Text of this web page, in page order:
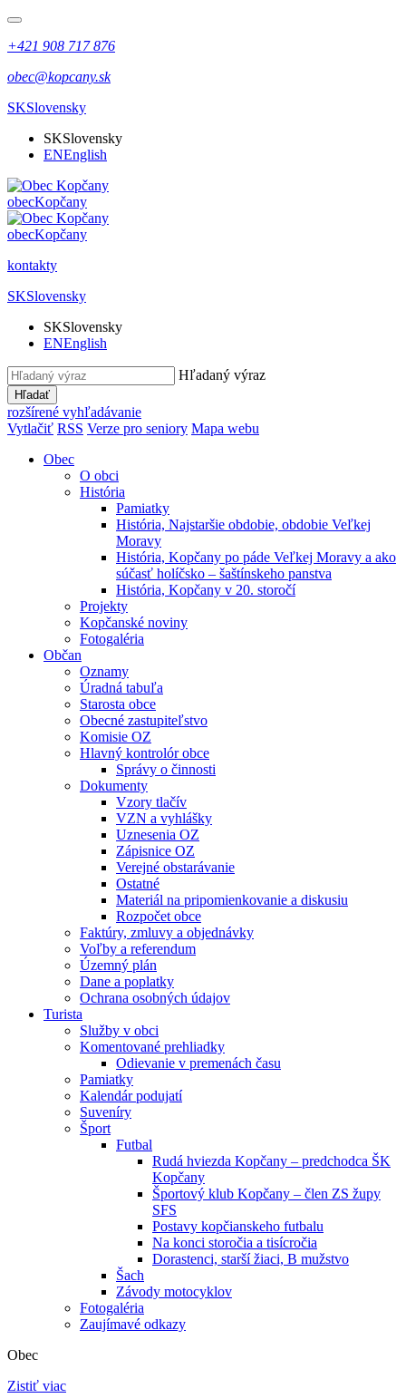
+421 908 717 876
obec@kopcany.sk
SKSlovensky
SKSlovensky
ENEnglish
obecKopčany
obecKopčany
kontakty
SKSlovensky
SKSlovensky
ENEnglish
Hľadaný výraz
Hľadať
rozšírené vyhľadávanie
Vytlačiť RSS Verze pro seniory Mapa webu
Obec
O obci
História
Pamiatky
História, Najstaršie obdobie, obdobie Veľkej
Moravy
História, Kopčany po páde Veľkej Moravy a ako
súčasť holíčsko – šaštínskeho panstva
História, Kopčany v 20. storočí
Projekty
Kopčanské noviny
Fotogaléria
Občan
Oznamy
Úradná tabuľa
Starosta obce
Obecné zastupiteľstvo
Komisie OZ
Hlavný kontrolór obce
Správy o činnosti
Dokumenty
Vzory tlačív
VZN a vyhlášky
Uznesenia OZ
Zápisnice OZ
Verejné obstarávanie
Ostatné
Materiál na pripomienkovanie a diskusiu
Rozpočet obce
Faktúry, zmluvy a objednávky
Voľby a referendum
Územný plán
Dane a poplatky
Ochrana osobných údajov
Turista
Služby v obci
Komentované prehliadky
Odievanie v premenách času
Pamiatky
Kalendár podujatí
Suveníry
Šport
Futbal
Rudá hviezda Kopčany – predchodca ŠK
Kopčany
Športový klub Kopčany – člen ZS župy
SFS
Postavy kopčianskeho futbalu
Na konci storočia a tisícročia
Dorastenci, starší žiaci, B mužstvo
Šach
Závody motocyklov
Fotogaléria
Zaujímavé odkazy
Obec
Zistiť viac